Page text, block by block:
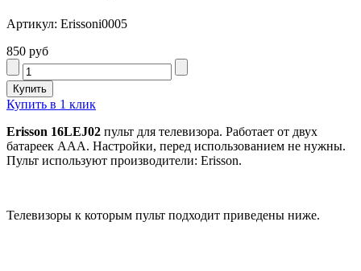
Артикул: Erissoni0005
850 руб
Купить в 1 клик
Erisson 16LEJ02 пульт для телевизора. Работает от двух
батареек AAA. Настройки, перед использованием не нужны.
Пульт используют производители: Erisson.
Телевизоры к которым пульт подходит приведены ниже.